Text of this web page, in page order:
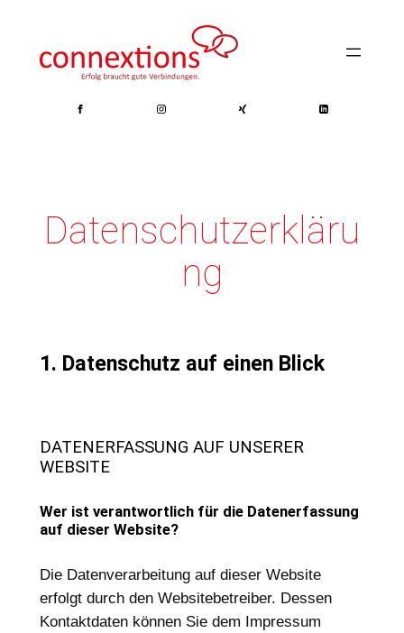
springen
Datenschutzerkläru
ng
1. Datenschutz auf einen Blick
DATENERFASSUNG AUF UNSERER
WEBSITE
Wer ist verantwortlich für die Datenerfassung
auf dieser Website?
Die Datenverarbeitung auf dieser Website
erfolgt durch den Websitebetreiber. Dessen
Kontaktdaten können Sie dem Impressum